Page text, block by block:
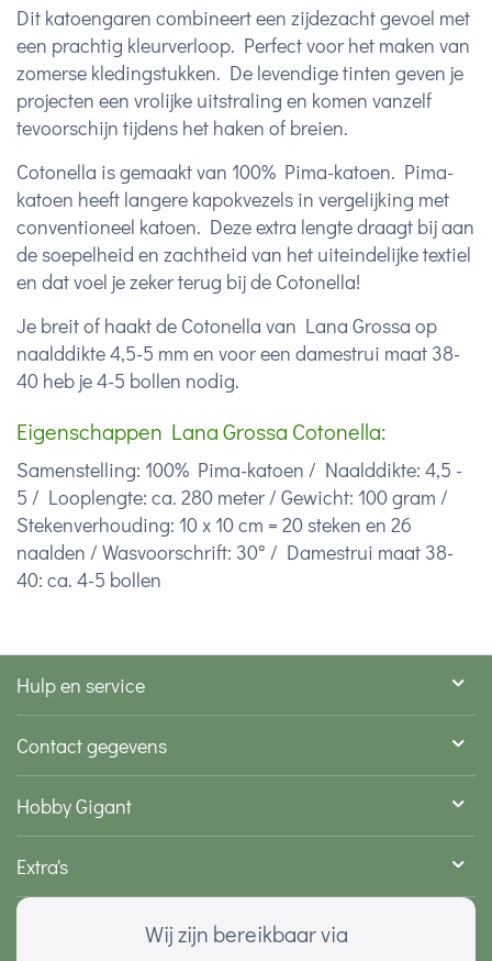
Dit katoengaren combineert een zijdezacht gevoel met
een prachtig kleurverloop. Perfect voor het maken van
zomerse kledingstukken. De levendige tinten geven je
projecten een vrolijke uitstraling en komen vanzelf
tevoorschijn tijdens het haken of breien.
Cotonella is gemaakt van 100% Pima-katoen. Pima-
katoen heeft langere kapokvezels in vergelijking met
conventioneel katoen. Deze extra lengte draagt bij aan
de soepelheid en zachtheid van het uiteindelijke textiel
en dat voel je zeker terug bij de Cotonella!
Je breit of haakt de Cotonella van Lana Grossa op
naalddikte 4,5-5 mm en voor een damestrui maat 38-
40 heb je 4-5 bollen nodig.
Eigenschappen Lana Grossa Cotonella:
Samenstelling: 100% Pima-katoen / Naalddikte: 4,5 -
5 / Looplengte: ca. 280 meter / Gewicht: 100 gram /
Stekenverhouding: 10 x 10 cm = 20 steken en 26
naalden / Wasvoorschrift: 30° / Damestrui maat 38-
40: ca. 4-5 bollen
Hulp en service
Contact gegevens
Hobby Gigant
Extra's
Wij zijn bereikbaar via